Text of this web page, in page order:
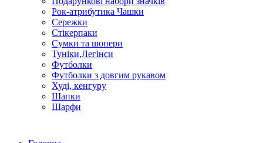
Рок-атрибутика Чашки
Сережки
Стікерпаки
Сумки та шопери
Туніки,Легінси
Футболки
Футболки з довгим рукавом
Худі, кенгуру
Шапки
Шарфи